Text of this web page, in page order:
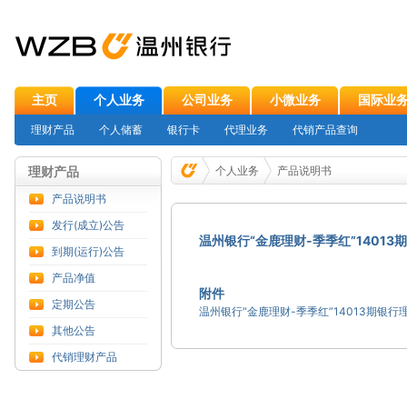
主页 个人业务 公司业务 小微业务 国际业
理财产品 个人储蓄 银行卡 代理业务 代销产品查询
理财产品
产品说明书
发行(成立)公告
到期(运行)公告
产品净值
定期公告
其他公告
代销理财产品
个人业务 产品说明书
温州银行“金鹿理财-季季红”14013
附件